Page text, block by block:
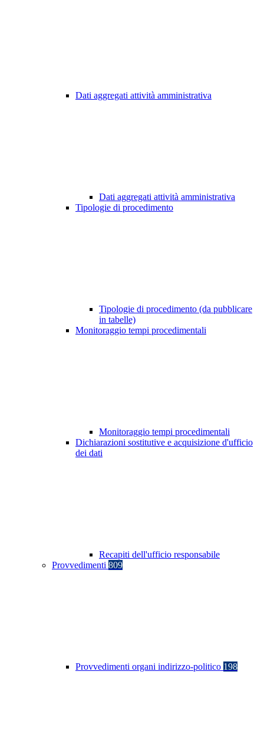
Dati aggregati attività amministrativa
Dati aggregati attività amministrativa
Tipologie di procedimento
Tipologie di procedimento (da pubblicare
in tabelle)
Monitoraggio tempi procedimentali
Monitoraggio tempi procedimentali
Dichiarazioni sostitutive e acquisizione d'ufficio
dei dati
Recapiti dell'ufficio responsabile
Provvedimenti 809
Provvedimenti organi indirizzo-politico 198